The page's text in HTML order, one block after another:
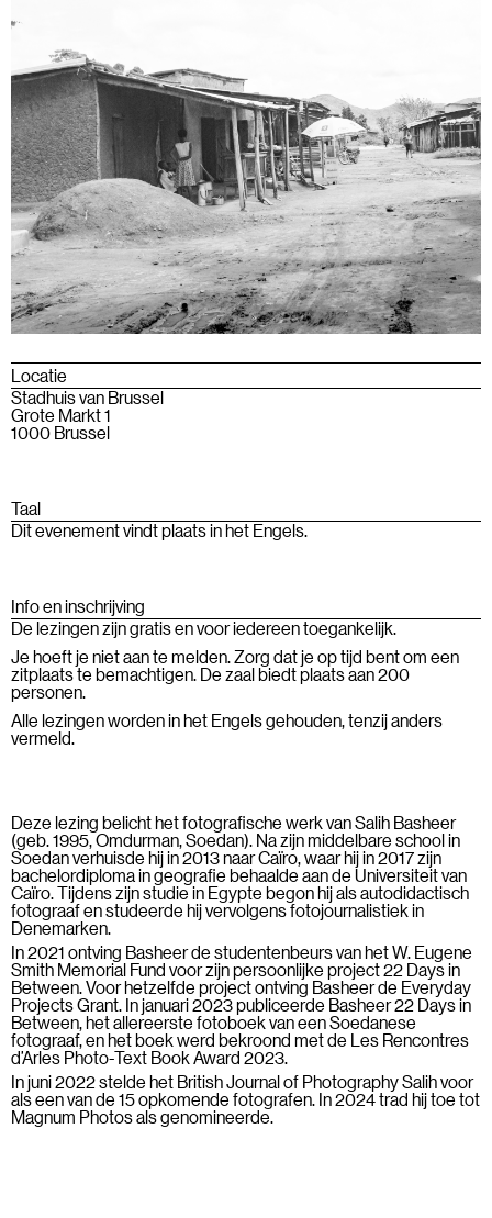
Locatie
Stadhuis van Brussel
Grote Markt 1
1000 Brussel
Taal
Dit evenement vindt plaats in het Engels.
Info en inschrijving
De lezingen zijn gratis en voor iedereen toegankelijk.
Je hoeft je niet aan te melden. Zorg dat je op tijd bent om een
zitplaats te bemachtigen. De zaal biedt plaats aan 200
personen.
Alle lezingen worden in het Engels gehouden, tenzij anders
vermeld.
Deze lezing belicht het fotografische werk van Salih Basheer
(geb. 1995, Omdurman, Soedan). Na zijn middelbare school in
Soedan verhuisde hij in 2013 naar Caïro, waar hij in 2017 zijn
bachelordiploma in geografie behaalde aan de Universiteit van
Caïro. Tijdens zijn studie in Egypte begon hij als autodidactisch
fotograaf en studeerde hij vervolgens fotojournalistiek in
Denemarken.
In 2021 ontving Basheer de studentenbeurs van het W. Eugene
Smith Memorial Fund voor zijn persoonlijke project 22 Days in
Between. Voor hetzelfde project ontving Basheer de Everyday
Projects Grant. In januari 2023 publiceerde Basheer 22 Days in
Between, het allereerste fotoboek van een Soedanese
fotograaf, en het boek werd bekroond met de Les Rencontres
d’Arles Photo-Text Book Award 2023.
In juni 2022 stelde het British Journal of Photography Salih voor
als een van de 15 opkomende fotografen. In 2024 trad hij toe tot
Magnum Photos als genomineerde.